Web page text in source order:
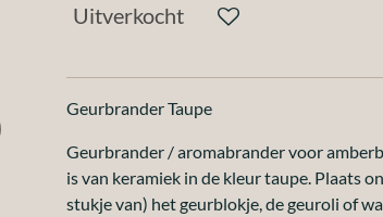
Uitverkocht
Geurbrander Taupe
Geurbrander / aromabrander voor
is van keramiek in de kleur taupe. Plaats
stukje van) het geurblokje, de geuroli of